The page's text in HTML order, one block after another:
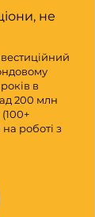
не
в
200 млн
на роботі з